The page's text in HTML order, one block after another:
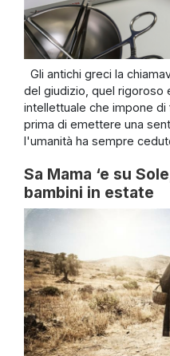
Gli antichi greci la
del giudizio, quel rigoroso
intellettuale che impone
prima di emettere una
l'umanità ha sempre
Sa Mama ‘e su
bambini in estate